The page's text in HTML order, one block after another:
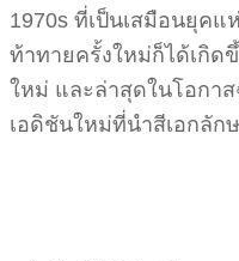
1970s ที่เป็นเสมือนยุค
ท้าทายครั้งใหม่ก็ได้เกิด
ใหม่ และล่าสุดในโอกา
เอดิชันใหม่ที่นำสีเอกลัก